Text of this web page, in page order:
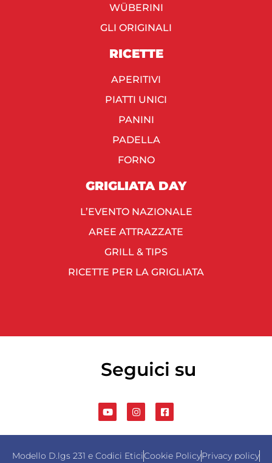
WÜBERINI
GLI ORIGINALI
RICETTE
APERITIVI
PIATTI UNICI
PANINI
PADELLA
FORNO
GRIGLIATA DAY
L’EVENTO NAZIONALE
AREE ATTRAZZATE
GRILL & TIPS
RICETTE PER LA GRIGLIATA
Seguici su
Modello D.lgs 231 e Codici EticiCookie PolicyPrivacy policy